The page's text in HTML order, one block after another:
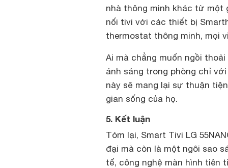
nhà thông minh khác từ một
nối tivi với các thiết bị
thermostat thông minh, mọi
Ai mà chẳng muốn ngồi
ánh sáng trong phòng chỉ
này sẽ mang lại sự thuận
gian sống của họ.
5. Kết luận
Tóm lại, Smart Tivi LG
đại mà còn là một ngôi sao
tế, công nghệ màn hình tiên